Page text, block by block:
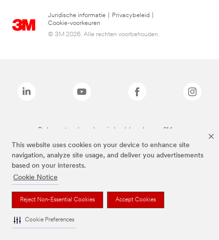
This website uses cookies on your device to enhance site
navigation, analyze site usage, and deliver you advertisements
based on your interests.
Cookie Notice
Reject Non-Essential Cookies Accept Cookies
Cookie Preferences
Juridische informatie Privacybeleid
Cookie-voorkeuren
© 3M 2026. Alle rechten voorbehouden.
De bovenstaande merken zijn handelsmerken van 3M.we